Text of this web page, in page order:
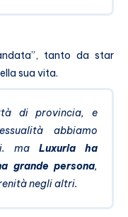
tanto da star
sua vita.
di provincia, e
abbiamo
maLuxuria ha
grande persona,
negli altri.